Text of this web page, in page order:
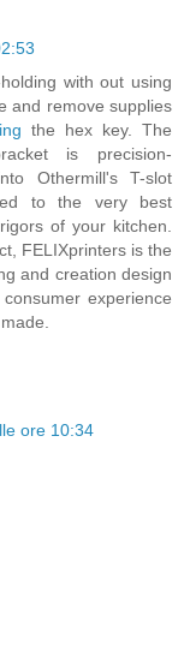
with out using
and remove supplies
the hex key. The
is precision-
Othermill's T-slot
to the very best
of your kitchen.
FELIXprinters is the
and creation design
experience
ore 10:34